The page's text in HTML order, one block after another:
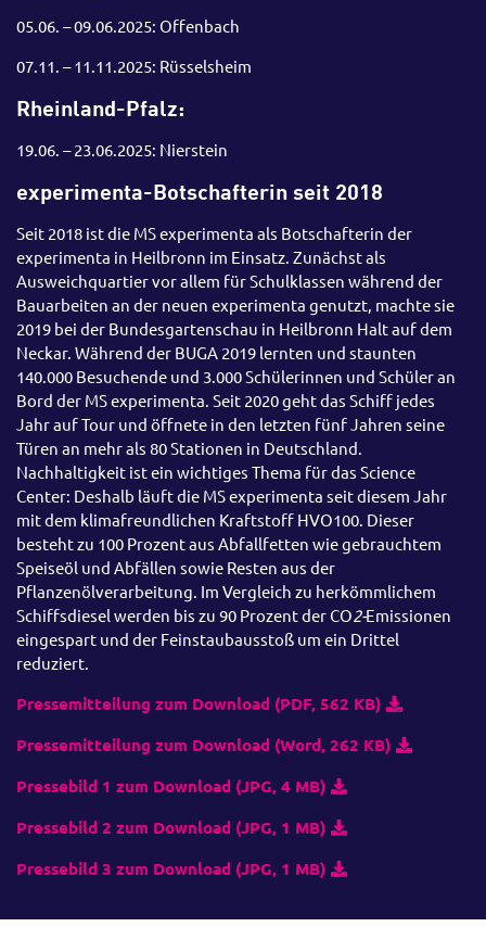
05.06. – 09.06.2025: Offenbach
07.11. – 11.11.2025: Rüsselsheim
Rheinland-Pfalz:
19.06. – 23.06.2025: Nierstein
experimenta-Botschafterin seit 2018
Seit 2018 ist die MS experimenta als Botschafterin der
experimenta in Heilbronn im Einsatz. Zunächst als
Ausweichquartier vor allem für Schulklassen während der
Bauarbeiten an der neuen experimenta genutzt, machte sie
2019 bei der Bundesgartenschau in Heilbronn Halt auf dem
Neckar. Während der BUGA 2019 lernten und staunten
140.000 Besuchende und 3.000 Schülerinnen und Schüler an
Bord der MS experimenta. Seit 2020 geht das Schiff jedes
Jahr auf Tour und öffnete in den letzten fünf Jahren seine
Türen an mehr als 80 Stationen in Deutschland.
Nachhaltigkeit ist ein wichtiges Thema für das Science
Center: Deshalb läuft die MS experimenta seit diesem Jahr
mit dem klimafreundlichen Kraftstoff HVO100. Dieser
besteht zu 100 Prozent aus Abfallfetten wie gebrauchtem
Speiseöl und Abfällen sowie Resten aus der
Pflanzenölverarbeitung. Im Vergleich zu herkömmlichem
Schiffsdiesel werden bis zu 90 Prozent der CO2-Emissionen
eingespart und der Feinstaubausstoß um ein Drittel
reduziert.
Pressemitteilung zum Download (PDF, 562 KB)
Pressemitteilung zum Download (Word, 262 KB)
Pressebild 1 zum Download (JPG, 4 MB)
Pressebild 2 zum Download (JPG, 1 MB)
Pressebild 3 zum Download (JPG, 1 MB)